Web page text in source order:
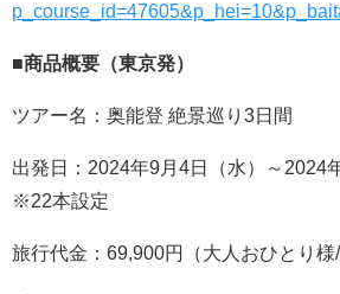
■商品概要（東京発）
ツアー名：奥能登 絶景巡り3日間
出発日：2024年9月4日（水）～2024
※22本設定
旅行代金：69,900円（大人おひとり様